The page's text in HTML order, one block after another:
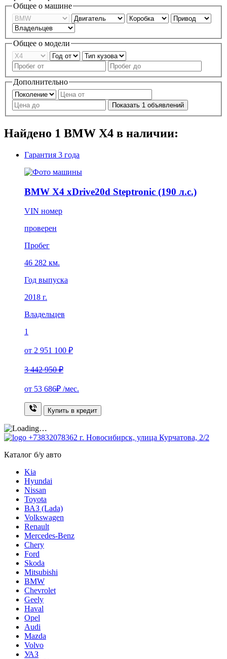
Общее о машине
Общее о модели
Дополнительно
Показать 1 объявлений
Найдено 1 BMW X4 в наличии:
Гарантия 3 года
BMW X4 xDrive20d Steptronic (190 л.с.)
VIN номер
проверен
Пробег
46 282 км.
Год выпуска
2018 г.
Владельцев
1
от 2 951 100 ₽
3 442 950 ₽
от 53 686₽ /мес.
Купить в кредит
+73832078362 г. Новосибирск, улица Курчатова, 2/2
Каталог б/у авто
Kia
Hyundai
Nissan
Toyota
ВАЗ (Lada)
Volkswagen
Renault
Mercedes-Benz
Chery
Ford
Skoda
Mitsubishi
BMW
Chevrolet
Geely
Haval
Opel
Audi
Mazda
Volvo
УАЗ